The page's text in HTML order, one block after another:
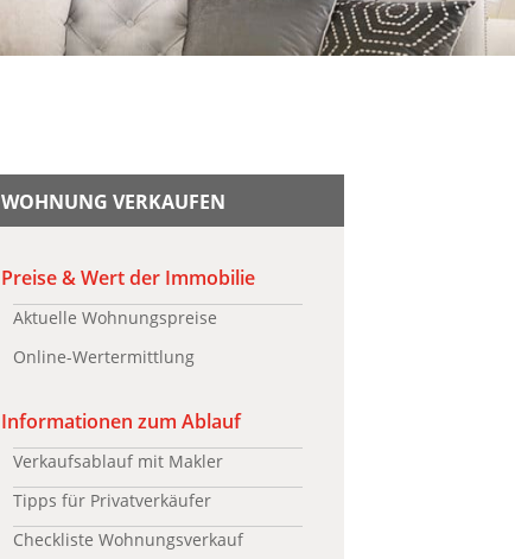
WOHNUNG VERKAUFEN
Preise & Wert der Immobilie
Aktuelle Wohnungspreise
Online-Wertermittlung
Informationen zum Ablauf
Verkaufsablauf mit Makler
Tipps für Privatverkäufer
Checkliste Wohnungsverkauf